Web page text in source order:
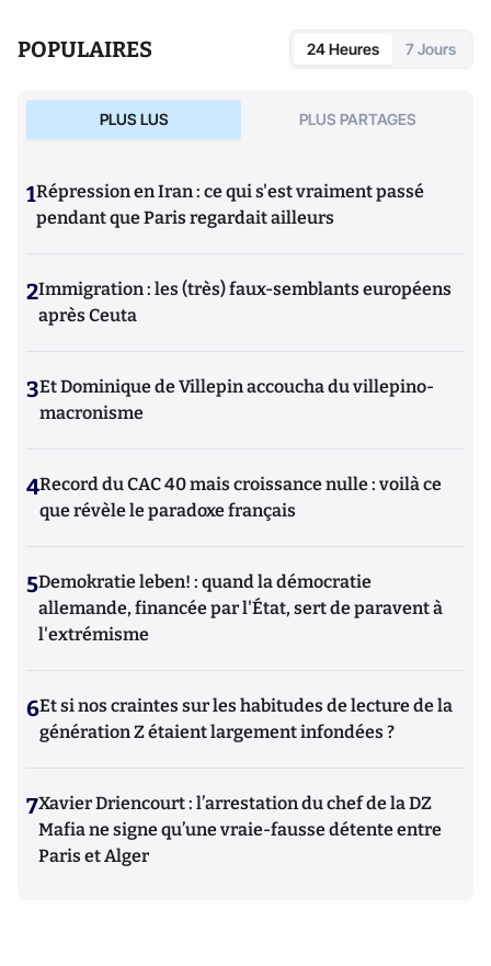
POPULAIRES 24 Heures 7 Jours
PLUS LUS PLUS PARTAGES
1Répression en Iran : ce qui s'est vraiment passé
pendant que Paris regardait ailleurs
2Immigration : les (très) faux-semblants européens
après Ceuta
3Et Dominique de Villepin accoucha du villepino-
macronisme
4Record du CAC 40 mais croissance nulle : voilà ce
que révèle le paradoxe français
5Demokratie leben! : quand la démocratie
allemande, financée par l'État, sert de paravent à
l'extrémisme
6Et si nos craintes sur les habitudes de lecture de la
génération Z étaient largement infondées ?
7Xavier Driencourt : l’arrestation du chef de la DZ
Mafia ne signe qu’une vraie-fausse détente entre
Paris et Alger